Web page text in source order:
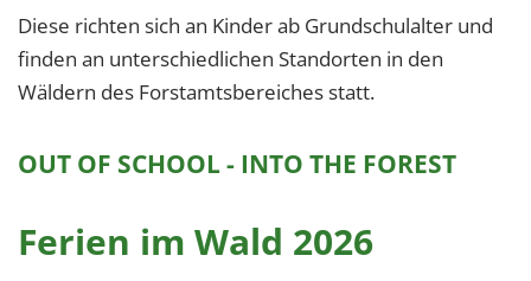
Diese richten sich an Kinder ab Grundschulalter und
finden an unterschiedlichen Standorten in den
Wäldern des Forstamtsbereiches statt.
OUT OF SCHOOL - INTO THE FOREST
Ferien im Wald 2026
EXTERNE MEDIEN
Um Inhalte von Videoplattformen und Social Media
diesen externen Medien Cookies gesetzt.